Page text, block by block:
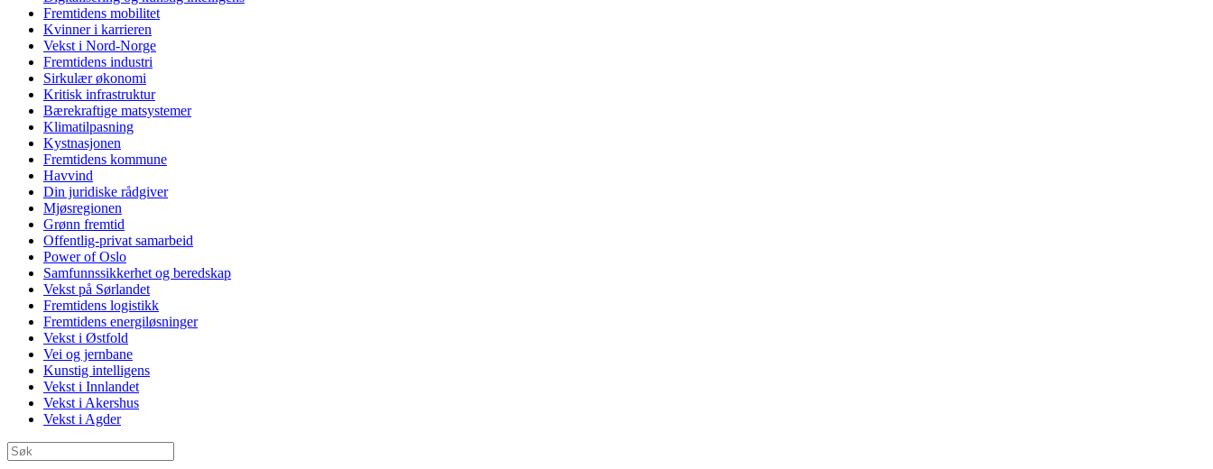
Fremtidens mobilitet
Kvinner i karrieren
Vekst i Nord-Norge
Fremtidens industri
Sirkulær økonomi
Kritisk infrastruktur
Bærekraftige matsystemer
Klimatilpasning
Kystnasjonen
Fremtidens kommune
Havvind
Din juridiske rådgiver
Mjøsregionen
Grønn fremtid
Offentlig-privat samarbeid
Power of Oslo
Samfunnssikkerhet og beredskap
Vekst på Sørlandet
Fremtidens logistikk
Fremtidens energiløsninger
Vekst i Østfold
Vei og jernbane
Kunstig intelligens
Vekst i Innlandet
Vekst i Akershus
Vekst i Agder